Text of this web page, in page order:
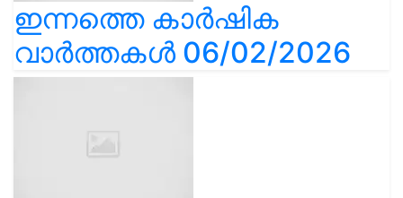
ഇന്നത്തെ കാർഷിക
വാർത്തകൾ 06/02/2026